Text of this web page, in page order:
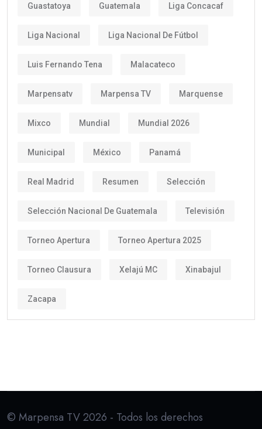
Guastatoya Guatemala Liga Concacaf
Liga Nacional Liga Nacional De Fútbol
Luis Fernando Tena Malacateco
Marpensatv Marpensa TV Marquense
Mixco Mundial Mundial 2026
Municipal México Panamá
Real Madrid Resumen Selección
Selección Nacional De Guatemala Televisión
Torneo Apertura Torneo Apertura 2025
Torneo Clausura Xelajú MC Xinabajul
Zacapa
© Marpensa TV 2026 - Todos los derechos